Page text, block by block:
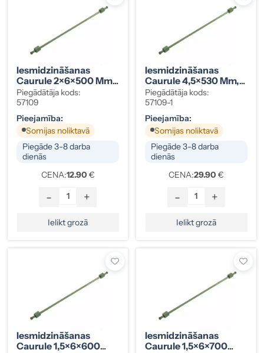
Iesmidzināšanas
Caurule 2×6×500 Mm,
Gali 12×12, Ford / Fiat /
Lancia
Piegādātāja kods:
57109
Pieejamība:
Somijas noliktavā
Piegāde 3-8 darba
dienās
CENA:12.90 €
- +
Ielikt grozā
Iesmidzināšanas
Caurule 4,5×530 Mm,
Gali 12×12, Mercedes-
Benz 250 D / Vito
Piegādātāja kods:
57109-1
Pieejamība:
Somijas noliktavā
Piegāde 3-8 darba
dienās
CENA:29.90 €
- +
Ielikt grozā
Iesmidzināšanas
Caurule 1,5×6×600
Iesmidzināšanas
Caurule 1,5×6×700